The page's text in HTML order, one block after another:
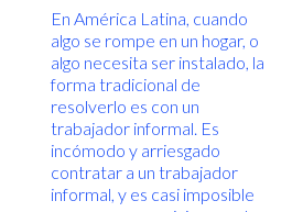
En América Latina, cuando
algo se rompe en un hogar, o
algo necesita ser instalado, la
forma tradicional de
resolverlo es con un
trabajador informal. Es
incómodo y arriesgado
contratar a un trabajador
informal, y es casi imposible